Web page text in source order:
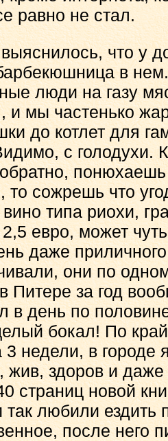
равно не стал.
что у
в
люди на газу
и мы частенько
до котлет для
с голодухи.
понюхаешь
то сожрешь что
типа риохи,
евро, может
даже
они по
Питере за год
в день по
бокал! По
недели, в городе
жив, здоров и
страниц новой
так любили ездить
после него